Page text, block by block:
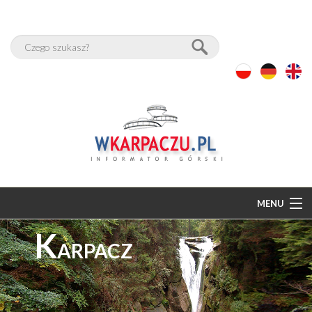
MENU
START
BAZA NOCLEGÓW
PAKIETY
KARPACZ